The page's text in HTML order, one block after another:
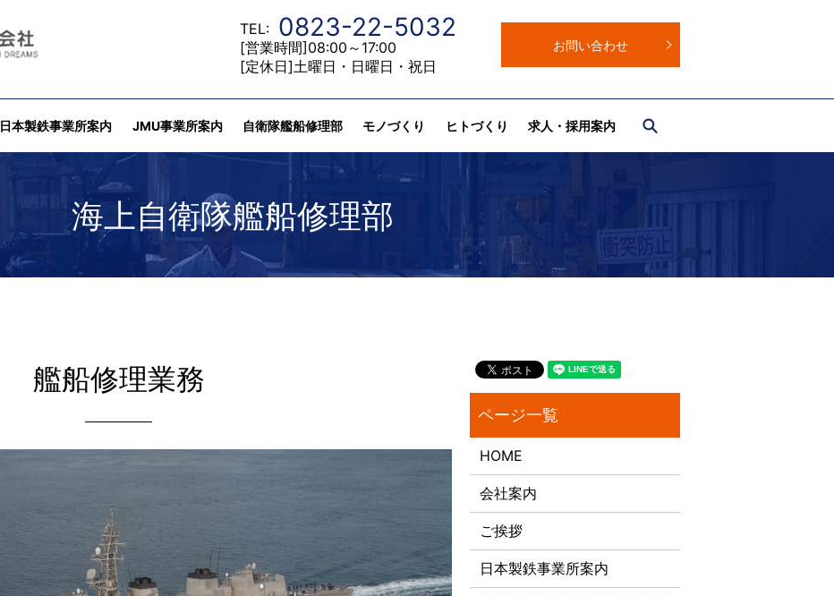
TEL: 0823-22-5032
[営業時間]08:00～17:00
[定休日]土曜日・日曜日・祝日
お問い合わせ
日本製鉄事業所案内 JMU事業所案内 自衛隊艦船修理部 モノづくり ヒトづくり 求人・採用案内
海上自衛隊艦船修理部
艦船修理業務
HOME
会社案内
ご挨拶
日本製鉄事業所案内